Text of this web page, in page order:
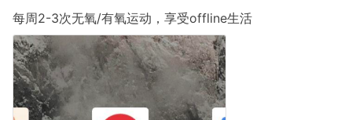
每周2-3次无氧/有氧运动，享受offline生活